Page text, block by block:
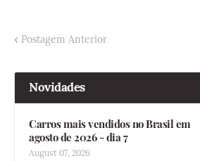
Postagem Anterior
Novidades
Carros mais vendidos no Brasil em
agosto de 2026 - dia 7
August 07, 2026